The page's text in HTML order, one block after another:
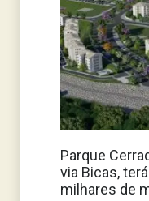
Parque
via Bicas,
milhares de